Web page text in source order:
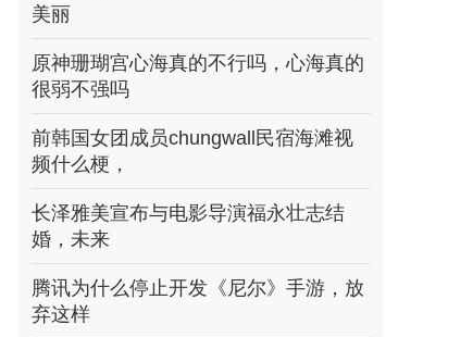
美丽
原神珊瑚宫心海真的不行吗，心海真的
很弱不强吗
前韩国女团成员chungwall民宿海滩视
频什么梗，
长泽雅美宣布与电影导演福永壮志结
婚，未来
腾讯为什么停止开发《尼尔》手游，放
弃这样